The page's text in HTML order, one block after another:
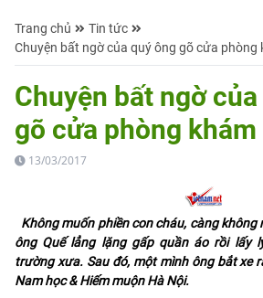
Quân
Trang chủ
Tin tức
Chuyện bất ngờ của quý ông gõ cửa phòng
Chuyện bất ngờ
gõ cửa phòng
13/03/2017
Không muốn phiền con cháu, càng
ông Quế lẳng lặng gấp quần áo rồi lấy
trường xưa. Sau đó, một mình ông bắt xe
Nam học & Hiếm muộn Hà Nội.